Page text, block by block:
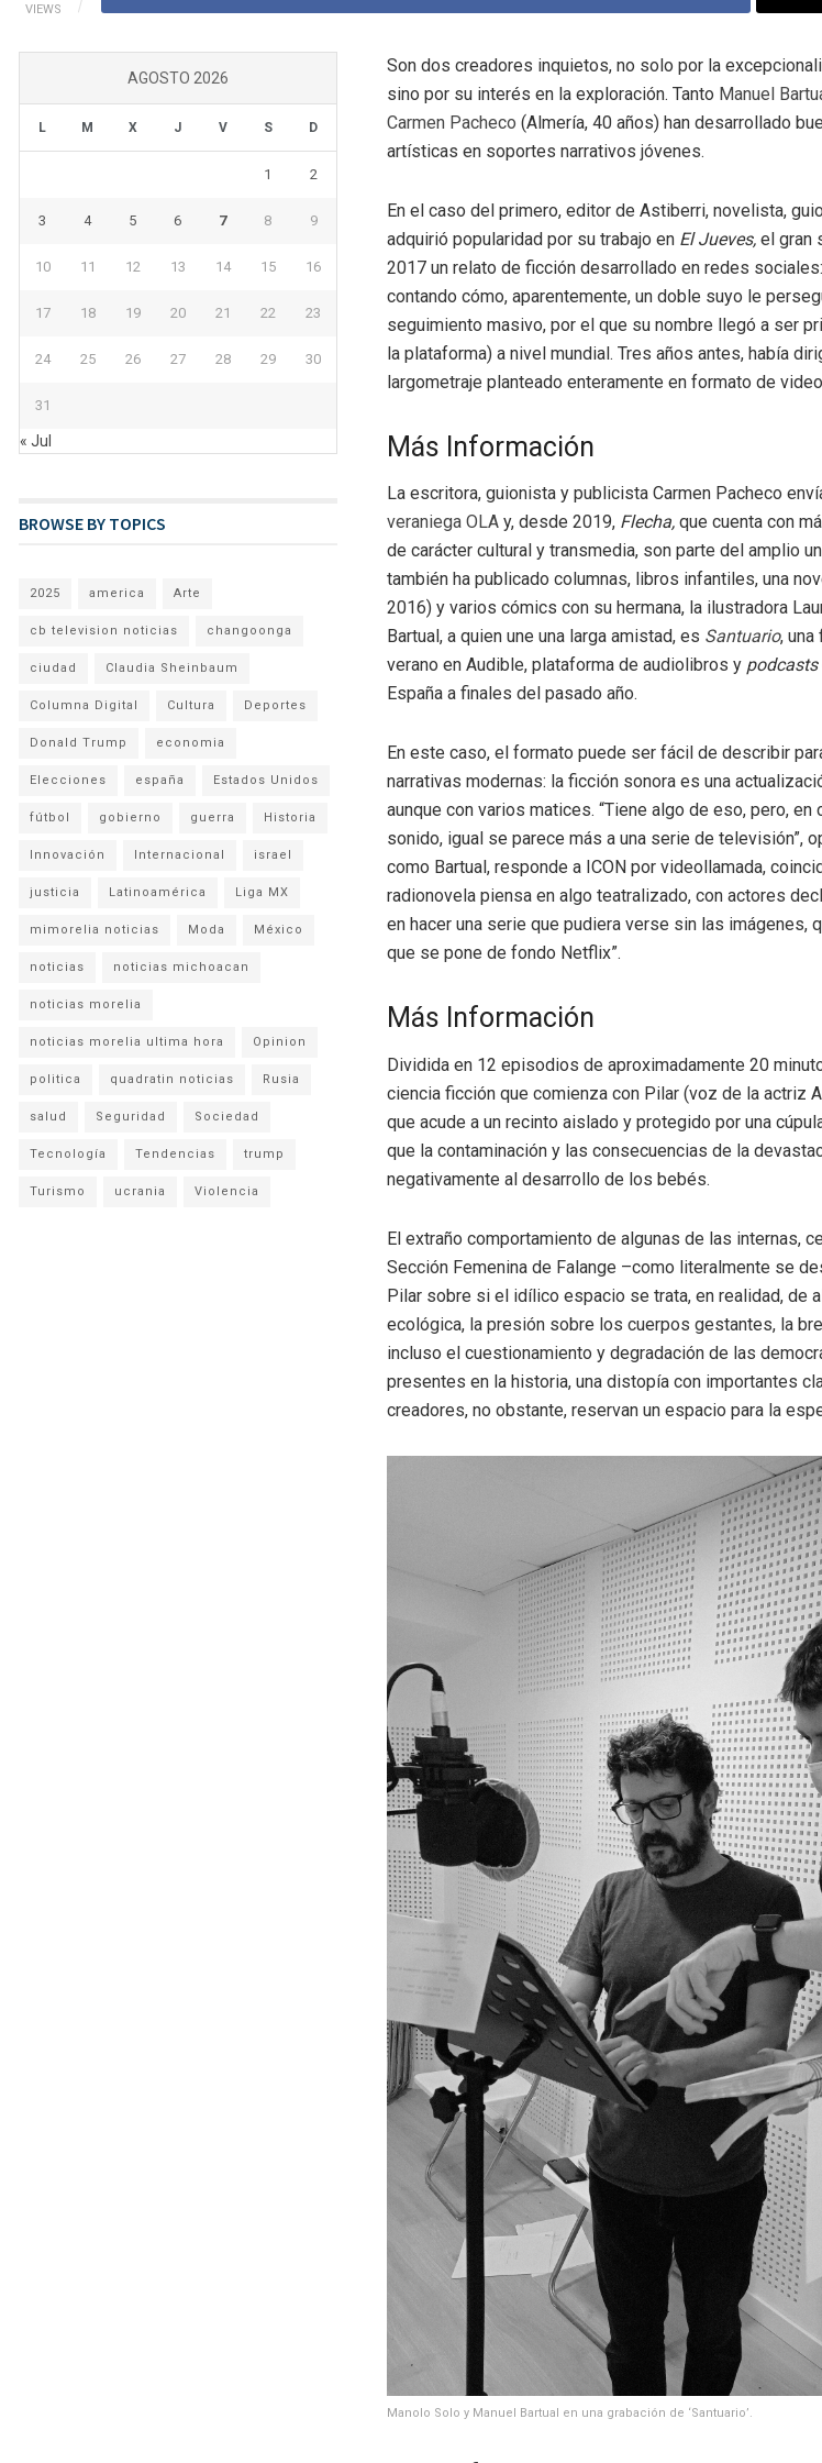
VIEWS
Son dos creadores inquietos, no solo por la
sino por su interés en la exploración. Tanto Manuel
Carmen Pacheco (Almería, 40 años) han desarrollado
artísticas en soportes narrativos jóvenes.
En el caso del primero, editor de Astiberri, novelista,
adquirió popularidad por su trabajo en El Jueves, el gran
2017 un relato de ficción desarrollado en redes
contando cómo, aparentemente, un doble suyo le
seguimiento masivo, por el que su nombre llegó a ser
la plataforma) a nivel mundial. Tres años antes, había
largometraje planteado enteramente en formato de
Más Información
La escritora, guionista y publicista Carmen Pacheco
veraniega OLA y, desde 2019, Flecha, que cuenta con
de carácter cultural y transmedia, son parte del amplio
también ha publicado columnas, libros infantiles, una
2016) y varios cómics con su hermana, la ilustradora
Bartual, a quien une una larga amistad, es Santuario,
verano en Audible, plataforma de audiolibros y podcasts
España a finales del pasado año.
En este caso, el formato puede ser fácil de describir
narrativas modernas: la ficción sonora es una
aunque con varios matices. “Tiene algo de eso, pero,
sonido, igual se parece más a una serie de televisión”,
como Bartual, responde a ICON por videollamada,
radionovela piensa en algo teatralizado, con actores
en hacer una serie que pudiera verse sin las imágenes,
que se pone de fondo Netflix”.
Más Información
Dividida en 12 episodios de aproximadamente 20
ciencia ficción que comienza con Pilar (voz de la actriz
que acude a un recinto aislado y protegido por una
que la contaminación y las consecuencias de la
negativamente al desarrollo de los bebés.
El extraño comportamiento de algunas de las internas,
Sección Femenina de Falange –como literalmente se
Pilar sobre si el idílico espacio se trata, en realidad, de
ecológica, la presión sobre los cuerpos gestantes, la
incluso el cuestionamiento y degradación de las
presentes en la historia, una distopía con importantes
creadores, no obstante, reservan un espacio para la
Manolo Solo y Manuel Bartual en una grabación de ‘Santuario’.
AGOSTO 2026
L M X J V S D
1 2
3 4 5 6 7 8 9
10 11 12 13 14 15 16
17 18 19 20 21 22 23
24 25 26 27 28 29 30
31
« Jul
BROWSE BY TOPICS
2025 america Arte
cb television noticias changoonga
ciudad Claudia Sheinbaum
Columna Digital Cultura Deportes
Donald Trump economia
Elecciones españa Estados Unidos
fútbol gobierno guerra Historia
Innovación Internacional israel
justicia Latinoamérica Liga MX
mimorelia noticias Moda México
noticias noticias michoacan
noticias morelia
noticias morelia ultima hora Opinion
politica quadratin noticias Rusia
salud Seguridad Sociedad
Tecnología Tendencias trump
Turismo ucrania Violencia